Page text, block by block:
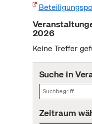
2026
Keine Treffer
Suche in
Zeitraum